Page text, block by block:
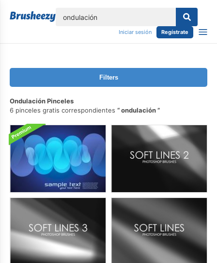
Iniciar sesión Regístrate
Filters
Ondulación Pinceles
6 pinceles gratis correspondientes
ondulación